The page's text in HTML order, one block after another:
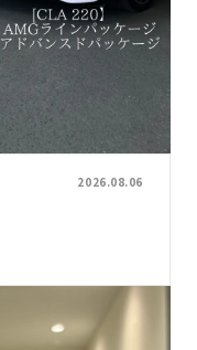
2026.08.06